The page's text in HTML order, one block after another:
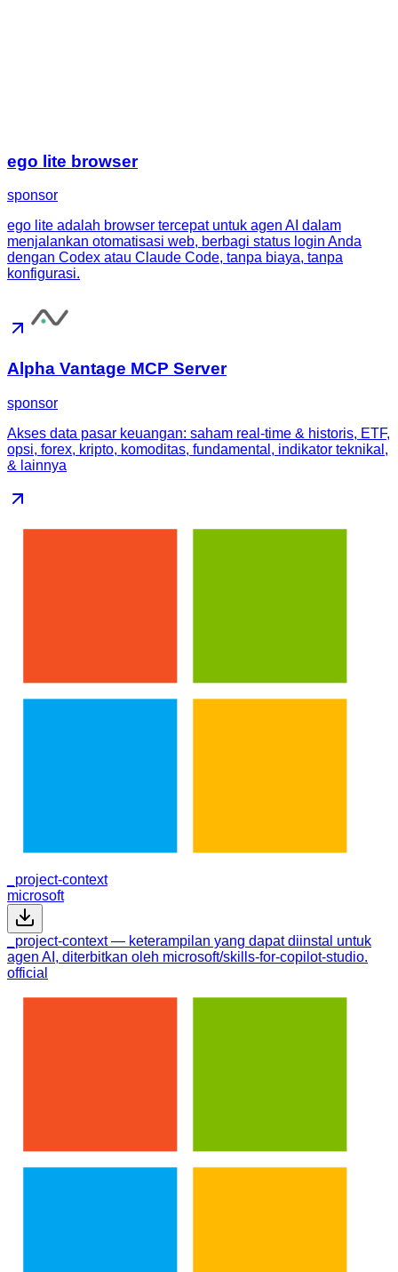
ego lite browser
sponsor
ego lite adalah browser tercepat untuk agen AI dalam
menjalankan otomatisasi web, berbagi status login Anda
dengan Codex atau Claude Code, tanpa biaya, tanpa
konfigurasi.
Alpha Vantage MCP Server
sponsor
Akses data pasar keuangan: saham real-time & historis, ETF,
opsi, forex, kripto, komoditas, fundamental, indikator teknikal,
& lainnya
_project-context
microsoft
_project-context — keterampilan yang dapat diinstal untuk
agen AI, diterbitkan oleh microsoft/skills-for-copilot-studio.
official